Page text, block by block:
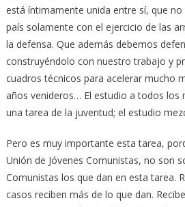
está íntimamente unida entre sí, que
país solamente con el ejercicio de las
la defensa. Que además debemos
construyéndolo con nuestro trabajo y
cuadros técnicos para acelerar mucho
años venideros… El estudio a todos los
una tarea de la juventud; el estudio
Pero es muy importante esta tarea,
Unión de Jóvenes Comunistas, no son
Comunistas los que dan en esta tarea.
casos reciben más de lo que dan.